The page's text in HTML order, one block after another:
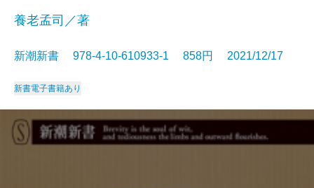
養老孟司／著
新潮新書 978-4-10-610933-1 858円 2021/12/17
新書電子書籍あり